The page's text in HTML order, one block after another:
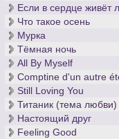
Если в сердце живёт
Что такое осень
Мурка
Тёмная ночь
All By Myself
Comptine d'un autre
Still Loving You
Титаник (тема любви)
Настоящий друг
Feeling Good